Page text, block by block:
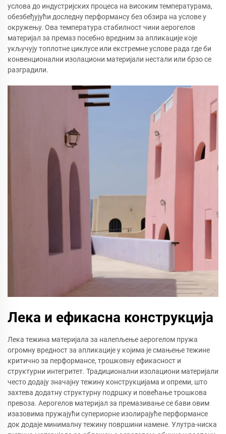
услова до индустријских процеса на високим температурама,
обезбеђујући доследну перформансу без обзира на услове у
окружењу. Ова температура стабилност чини аерогелов
материјал за премаз посебно вредним за апликације које
укључују топлотне циклусе или екстремне услове рада где би
конвенционални изолациони материјали нестали или брзо се
разградили.
Лека и ефикасна конструкција
Лека тежина материјала за налепљење аерогелом пружа
огромну вредност за апликације у којима је смањење тежине
критично за перформансе, трошковну ефикасност и
структурни интегритет. Традиционални изолациони материјали
често додају значајну тежину конструкцијама и опреми, што
захтева додатну структурну подршку и повећање трошкова
превоза. Аерогелов материјал за премазивање се бави овим
изазовима пружајући супериорне изолирајуће перформансе
док додаје минималну тежину површини намене. Улутра-ниска